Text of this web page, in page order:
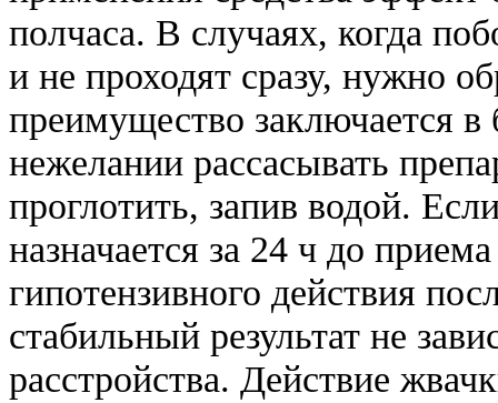
полчаса. В случаях, когда
и не проходят сразу, нужно
преимущество заключается
нежелании рассасывать
проглотить, запив водой.
назначается за 24 ч до
гипотензивного действия
стабильный результат не
расстройства. Действие